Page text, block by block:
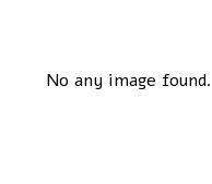
No any image